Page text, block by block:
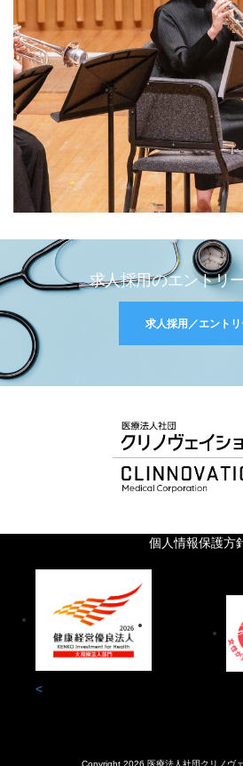
求人採用のエントリ
求人採用／エント
個人情報保護方
<
Copyright 2026 医療法人社団クリノヴ